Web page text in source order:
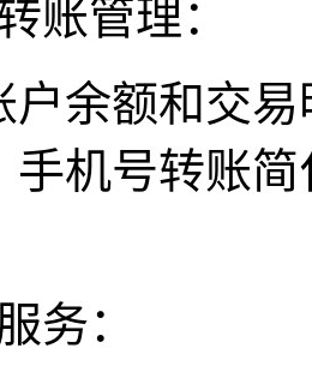
账管理：
户余额和交
手机号转账
务：